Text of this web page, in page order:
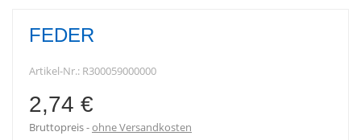
FEDER
Artikel-Nr.: R300059000000
2,74 €
Bruttopreis ohne Versandkosten